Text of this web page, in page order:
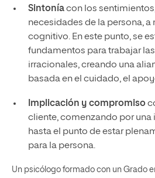
Sintoníacon los
necesidades de la persona, a
cognitivo. En este punto, se
fundamentos para trabajar
irracionales, creando una
basada en el cuidado, el
Implicación y compromiso
cliente, comenzando por
hasta el punto de estar
para la persona.
Un psicólogo formado con un Grado